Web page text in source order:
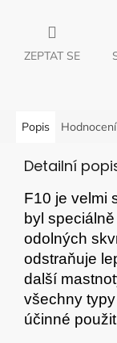
ZEPTAT SE
Popis Hodnocení
Detailní
F10 je velmi
byl
odolných
odstraňuje
další
všechny
účinné